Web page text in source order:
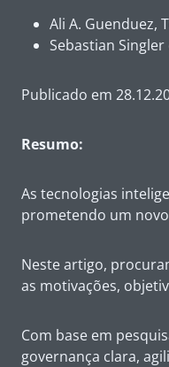
Ali A. Guenduez,
Sebastian
Publicado em
Resumo:
As tecnologias
prometendo um
Neste artigo,
as motivações,
Com base em
governança clara,